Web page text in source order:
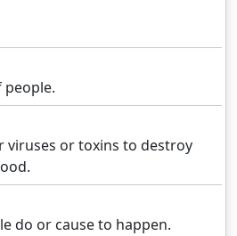
viruses or toxins to destroy
do or cause to happen.